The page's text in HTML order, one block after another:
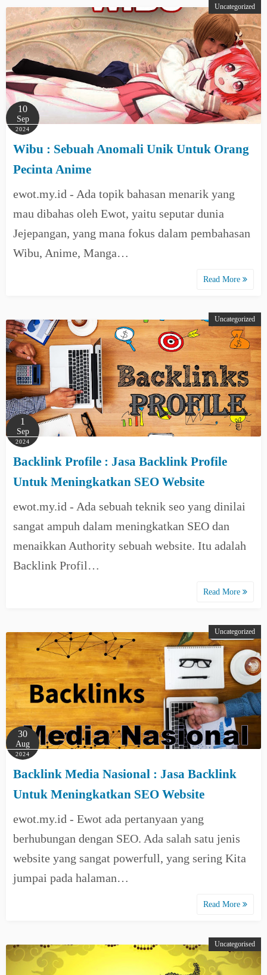
Uncategorized
10
Sep
2024
Wibu : Sebuah Anomali Unik Untuk Orang
Pecinta Anime
ewot.my.id - Ada topik bahasan menarik yang
mau dibahas oleh Ewot, yaitu seputar dunia
Jejepangan, yang mana fokus dalam pembahasan
Wibu, Anime, Manga…
Read More
Uncategorized
1
Sep
2024
Backlink Profile : Jasa Backlink Profile
Untuk Meningkatkan SEO Website
ewot.my.id - Ada sebuah teknik seo yang dinilai
sangat ampuh dalam meningkatkan SEO dan
menaikkan Authority sebuah website. Itu adalah
Backlink Profil…
Read More
Uncategorized
30
Aug
2024
Backlink Media Nasional : Jasa Backlink
Untuk Meningkatkan SEO Website
ewot.my.id - Ewot ada pertanyaan yang
berhubungan dengan SEO. Ada salah satu jenis
website yang sangat powerfull, yang sering Kita
jumpai pada halaman…
Read More
Uncategorised